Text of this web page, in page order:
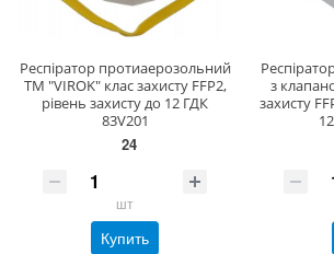
Респіратор протиаерозольний
ТМ "VIROK" клас захисту FFP2,
рівень захисту до 12 ГДК
83V201
24
шт
Купить
з
захисту